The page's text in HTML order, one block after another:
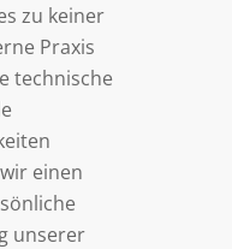
zu keiner
Praxis
technische
einen
unserer